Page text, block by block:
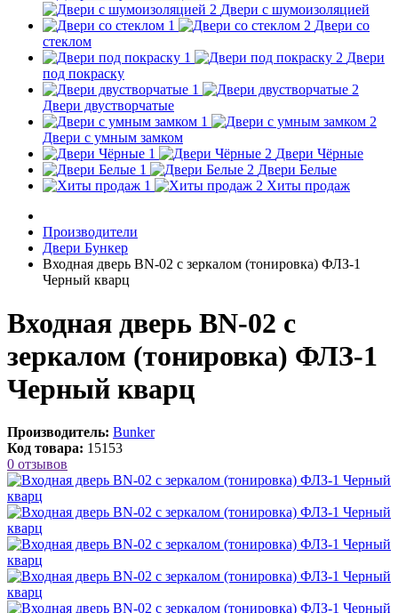
Двери с шумоизоляцией
Двери со
стеклом
Двери
под покраску
Двери двустворчатые
Двери с умным замком
Двери Чёрные
Двери Белые
Хиты продаж
Производители
Двери Бункер
Входная дверь BN-02 с зеркалом (тонировка) ФЛЗ-1
Черный кварц
Входная дверь BN-02 с
зеркалом (тонировка) ФЛЗ-1
Черный кварц
Производитель: Bunker
Код товара: 15153
0 отзывов